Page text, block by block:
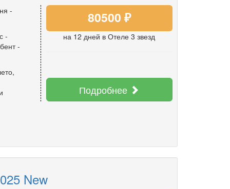
-
-
-
,
80500 ₽
на 12 дней в Отеле 3 звезд
Подробнее
New